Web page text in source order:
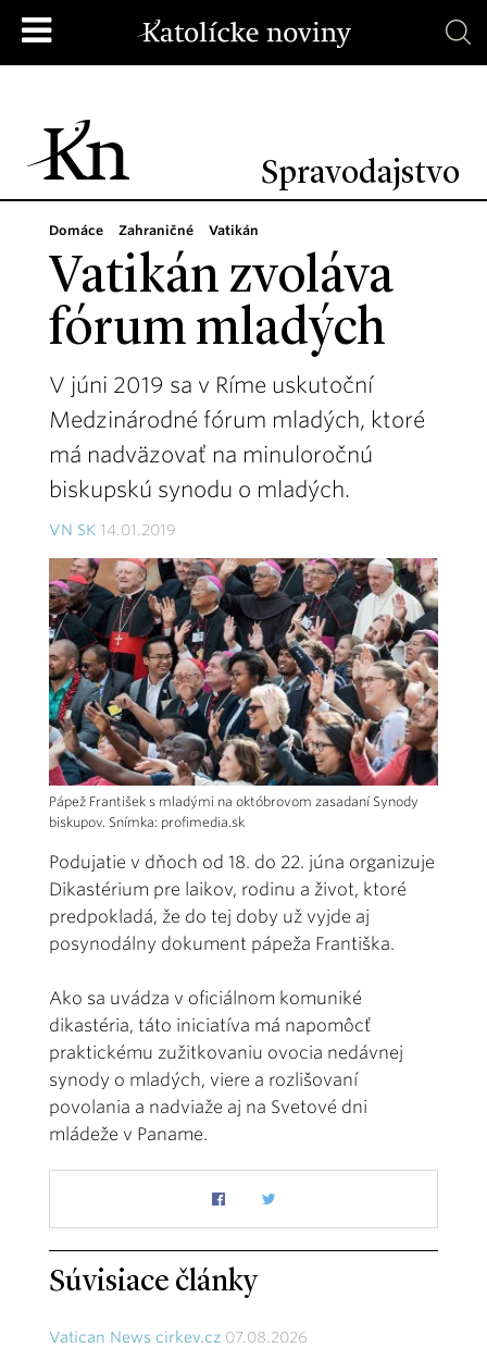
Spravodajstvo
Domáce Zahraničné Vatikán
Vatikán zvoláva
fórum mladých
V júni 2019 sa v Ríme uskutoční
Medzinárodné fórum mladých, ktoré
má nadväzovať na minuloročnú
biskupskú synodu o mladých.
VN SK 14.01.2019
Pápež František s mladými na októbrovom zasadaní Synody
biskupov. Snímka: profimedia.sk
Podujatie v dňoch od 18. do 22. júna organizuje
Dikastérium pre laikov, rodinu a život, ktoré
predpokladá, že do tej doby už vyjde aj
posynodálny dokument pápeža Františka.
Ako sa uvádza v oficiálnom komuniké
dikastéria, táto iniciatíva má napomôcť
praktickému zužitkovaniu ovocia nedávnej
synody o mladých, viere a rozlišovaní
povolania a nadviaže aj na Svetové dni
mládeže v Paname.
Súvisiace články
Vatican News cirkev.cz 07.08.2026